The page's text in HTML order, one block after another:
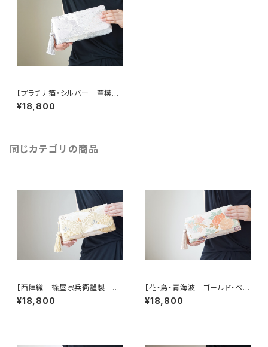
【プラチナ箔・シルバー 華模
様 シルク帯リメイク クラッチ
バッグ＆ハンドバッグ】結婚式、パ
¥18,800
同じカテゴリの商品
【西陣織 篠屋宗兵衛謹製 若
松模様 ゴールド シルク帯リ
メイク 2Wayクラッチ＆ハンドバ
¥18,800
【花・鳥・青海波 ゴールド・ベー
ジュ シルク帯リメイク クラッ
チバッグ＆ハンドバッグ】結婚式、
¥18,800